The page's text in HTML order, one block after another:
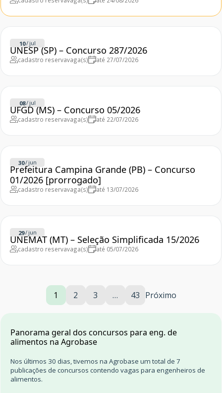
10/ jul
UNESP (SP) – Concurso 287/2026
cadastro reservavaga(s) até 27/07/2026
08/ jul
UFGD (MS) – Concurso 05/2026
cadastro reservavaga(s) até 22/07/2026
30/ jun
Prefeitura Campina Grande (PB) – Concurso
01/2026 [prorrogado]
cadastro reservavaga(s) até 13/07/2026
29/ jun
UNEMAT (MT) – Seleção Simplificada 15/2026
cadastro reservavaga(s) até 05/07/2026
1 2 3 … 43 Próximo
Panorama geral dos concursos para eng. de
alimentos na Agrobase
Nos últimos 30 dias, tivemos na Agrobase um total de 7
publicações de concursos contendo vagas para engenheiros de
alimentos.